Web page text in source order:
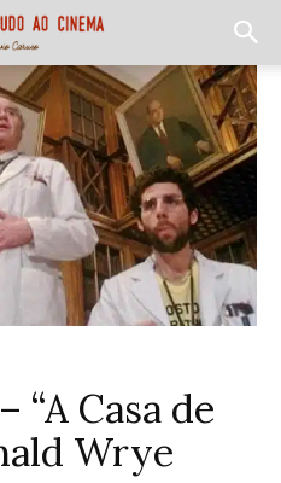
“A Casa de
Wrye